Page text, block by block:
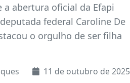
a abertura oficial da Efapi
federal Caroline De
o orgulho de ser filha
11 de outubro de 2025